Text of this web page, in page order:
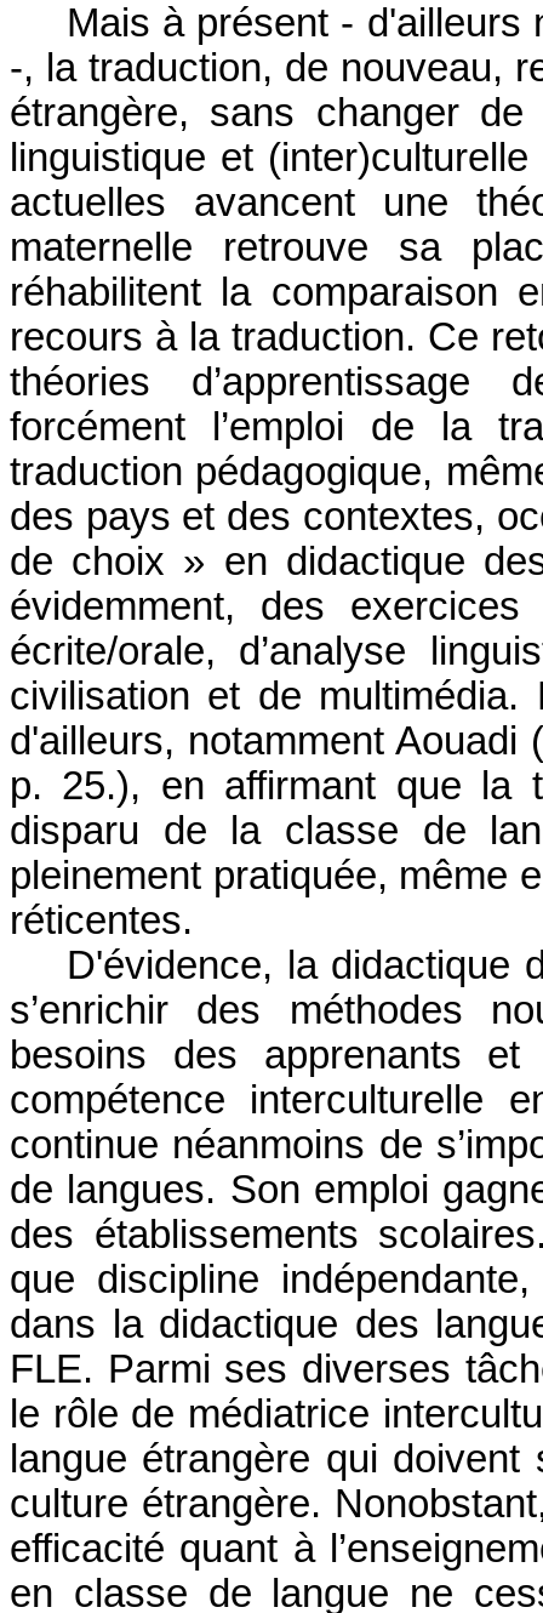
Mais à présent - d'ailleurs
-, la traduction, de nouveau,
étrangère, sans changer
linguistique et
actuelles avancent une
maternelle retrouve sa
réhabilitent la comparaison
recours à la traduction. Ce
théories d’apprentissage
forcément l’emploi de la
traduction pédagogique,
des pays et des contextes,
de choix » en didactique
évidemment, des
écrite/orale, d’analyse
civilisation et de multimédia.
d'ailleurs, notamment Aouadi
p. 25.), en affirmant que la
disparu de la classe de
pleinement pratiquée, même
réticentes.
D'évidence, la didactique
s’enrichir des méthodes
besoins des apprenants
compétence interculturelle
continue néanmoins de
de langues. Son emploi
des établissements
que discipline
dans la didactique des
FLE. Parmi ses diverses
le rôle de médiatrice
langue étrangère qui
culture étrangère.
efficacité quant à
en classe de langue ne